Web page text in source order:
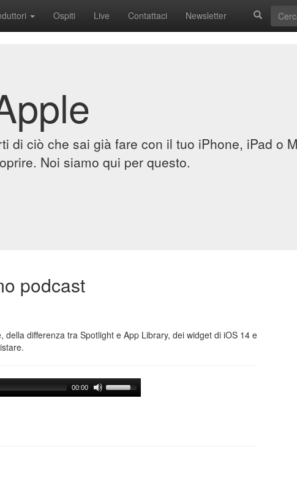
Ospiti Live Contattaci Newsletter
di ciò che sai già fare con il tuo iPhone, iPad o
Noi siamo qui per questo.
podcast
della differenza tra Spotlight e App Library, dei widget di iOS 14 e
00:00